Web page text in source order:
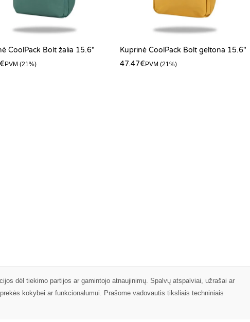
CoolPack Bolt žalia 15.6″
€PVM (21%)
Kuprinė CoolPack Bolt geltona 15.6″
47.47€PVM (21%)
dėl tiekimo partijos ar gamintojo atnaujinimų. Spalvų atspalviai, užrašai ar
kokybei ar funkcionalumui. Prašome vadovautis tiksliais techniniais